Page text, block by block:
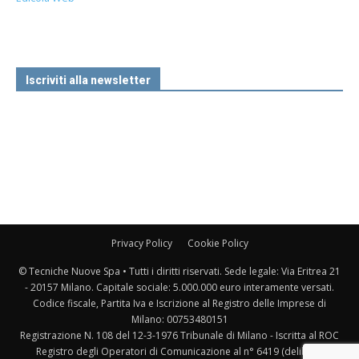
Iscriviti alla newsletter
Privacy Policy Cookie Policy
© Tecniche Nuove Spa • Tutti i diritti riservati. Sede legale: Via Eritrea 21
- 20157 Milano. Capitale sociale: 5.000.000 euro interamente versati.
Codice fiscale, Partita Iva e Iscrizione al Registro delle Imprese di
Milano: 00753480151
Registrazione N. 108 del 12-3-1976 Tribunale di Milano - Iscritta al ROC
Registro degli Operatori di Comunicazione al n° 6419 (delibera